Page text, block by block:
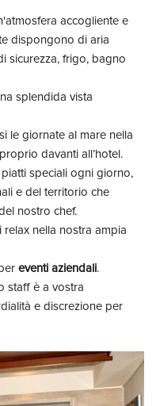
accogliente e
dispongono di aria
sicurezza, frigo, bagno
splendida vista
le giornate al mare nella
proprio davanti all’hotel.
speciali ogni giorno,
e del territorio che
nostro chef.
nella nostra ampia
eventi aziendali.
staff è a vostra
e discrezione per